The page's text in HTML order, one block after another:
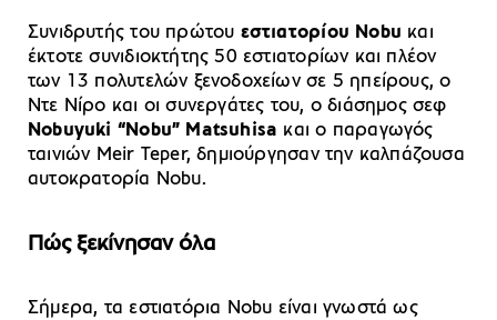
Συνιδρυτής του πρώτου εστιατορίου Nobu και
έκτοτε συνιδιοκτήτης 50 εστιατορίων και πλέον
των 13 πολυτελών ξενοδοχείων σε 5 ηπείρους, ο
Ντε Νίρο και οι συνεργάτες του, ο διάσημος σεφ
Nobuyuki “Nobu” Matsuhisa και ο παραγωγός
ταινιών Meir Teper, δημιούργησαν την καλπάζουσα
αυτοκρατορία Nobu.
Πώς ξεκίνησαν όλα
Σήμερα, τα εστιατόρια Nobu είναι γνωστά ως